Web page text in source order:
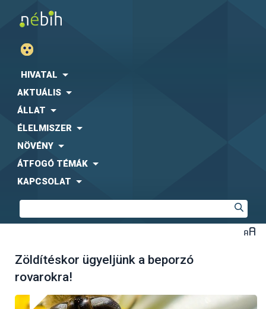
HIVATAL
AKTUÁLIS
ÁLLAT
ÉLELMISZER
NÖVÉNY
ÁTFOGÓ TÉMÁK
KAPCSOLAT
Zöldítéskor ügyeljünk a beporzó
rovarokra!